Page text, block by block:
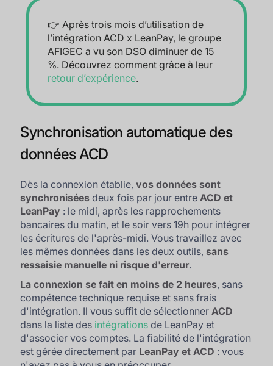
👉 Après trois mois d’utilisation de
l’intégration ACD x LeanPay, le groupe
AFIGEC a vu son DSO diminuer de 15
%. Découvrez comment grâce à leur
retour d’expérience.
Synchronisation automatique des
données ACD
Dès la connexion établie,vos données sont
synchronisées deux fois par jour entreACD et
LeanPay : le midi, après les rapprochements
bancaires du matin, et le soir vers 19h pour intégrer
les écritures de l'après-midi. Vous travaillez avec
les mêmes données dans les deux outils, sans
ressaisie manuelle ni risque d'erreur.
La connexion se fait en moins de 2 heures, sans
compétence technique requise et sans frais
d'intégration. Il vous suffit de sélectionnerACD
dans la liste des intégrations de LeanPay et
d'associer vos comptes. La fiabilité de l'intégration
est gérée directement par LeanPay et ACD : vous